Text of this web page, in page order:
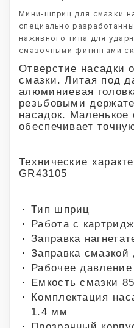
Мини-шприц для смазки
специально
наживного типа для
смазочными фитингами
Отверстие насадки
смазки. Литая под
алюминиевая
резьбовыми
насадок. Маленькое
обеспечивает
Технические
GR43105
Тип шприц
Работа с
Заправка
Заправка смазкой
Рабочее
Емкость смазки
Комплектация
1.4 мм